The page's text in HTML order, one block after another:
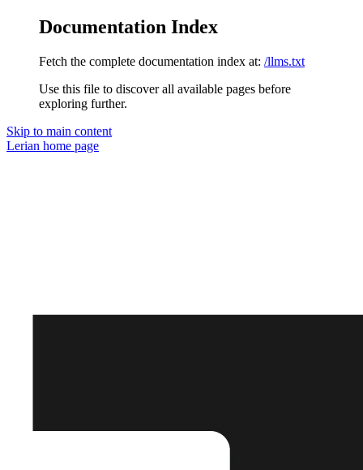
Documentation Index
Fetch the complete documentation index at: /llms.txt
Use this file to discover all available pages before
exploring further.
Skip to main content
Lerian home page